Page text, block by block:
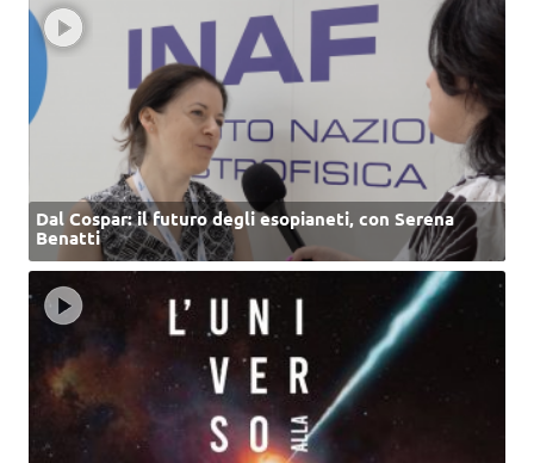
Dal Cospar: il futuro degli esopianeti, con Serena
Benatti